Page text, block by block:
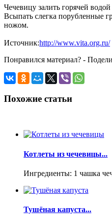
Чечевицу залить горячей
Всыпать слегка порубленные
ножом.
Источник:http://www.vita.org.ru/
Понравился материал? -
Похожие статьи
Котлеты из чечевицы...
Ингредиенты: 1 чашка
Тушёная капуста...